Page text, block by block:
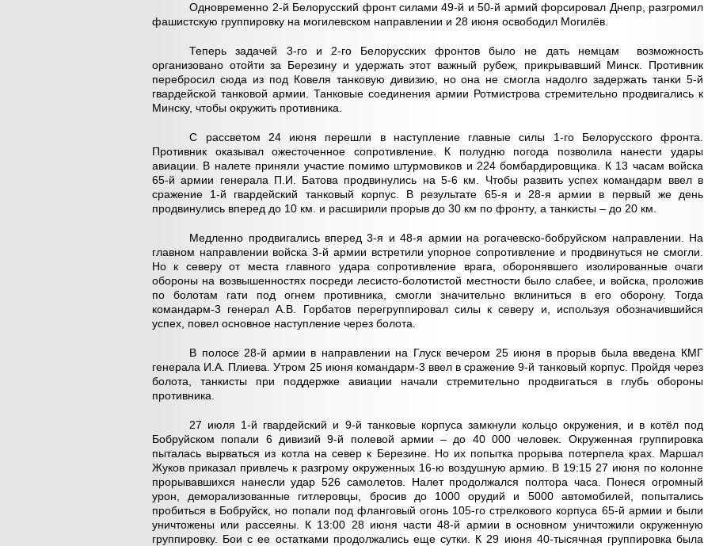
Одновременно 2-й Белорусский фронт силами 49-й и 50-й армий форсировал Днепр, разгромил
фашистскую группировку на могилевском направлении и 28 июня освободил Могилёв.
Теперь задачей 3-го и 2-го Белорусских фронтов было не дать немцам возможность
организовано отойти за Березину и удержать этот важный рубеж, прикрывавший Минск. Противник
перебросил сюда из под Ковеля танковую дивизию, но она не смогла надолго задержать танки 5-й
гвардейской танковой армии. Танковые соединения армии Ротмистрова стремительно продвигались к
Минску, чтобы окружить противника.
С рассветом 24 июня перешли в наступление главные силы 1-го Белорусского фронта.
Противник оказывал ожесточенное сопротивление. К полудню погода позволила нанести удары
авиации. В налете приняли участие помимо штурмовиков и 224 бомбардировщика. К 13 часам войска
65-й армии генерала П.И. Батова продвинулись на 5-6 км. Чтобы развить успех командарм ввел в
сражение 1-й гвардейский танковый корпус. В результате 65-я и 28-я армии в первый же день
продвинулись вперед до 10 км. и расширили прорыв до 30 км по фронту, а танкисты – до 20 км.
Медленно продвигались вперед 3-я и 48-я армии на рогачевско-бобруйском направлении. На
главном направлении войска 3-й армии встретили упорное сопротивление и продвинуться не смогли.
Но к северу от места главного удара сопротивление врага, оборонявшего изолированные очаги
обороны на возвышенностях посреди лесисто-болотистой местности было слабее, и войска, проложив
по болотам гати под огнем противника, смогли значительно вклиниться в его оборону. Тогда
командарм-3 генерал А.В. Горбатов перегруппировал силы к северу и, используя обозначившийся
успех, повел основное наступление через болота.
В полосе 28-й армии в направлении на Глуск вечером 25 июня в прорыв была введена КМГ
генерала И.А. Плиева. Утром 25 июня командарм-3 ввел в сражение 9-й танковый корпус. Пройдя через
болота, танкисты при поддержке авиации начали стремительно продвигаться в глубь обороны
противника.
27 июля 1-й гвардейский и 9-й танковые корпуса замкнули кольцо окружения, и в котёл под
Бобруйском попали 6 дивизий 9-й полевой армии – до 40 000 человек. Окруженная группировка
пыталась вырваться из котла на север к Березине. Но их попытка прорыва потерпела крах. Маршал
Жуков приказал привлечь к разгрому окруженных 16-ю воздушную армию. В 19:15 27 июня по колонне
прорывавшихся нанесли удар 526 самолетов. Налет продолжался полтора часа. Понеся огромный
урон, деморализованные гитлеровцы, бросив до 1000 орудий и 5000 автомобилей, попытались
пробиться в Бобруйск, но попали под фланговый огонь 105-го стрелкового корпуса 65-й армии и были
уничтожены или рассеяны. К 13:00 28 июня части 48-й армии в основном уничтожили окруженную
группировку. Бои с ее остатками продолжались еще сутки. К 29 июня 40-тысячная группировка была